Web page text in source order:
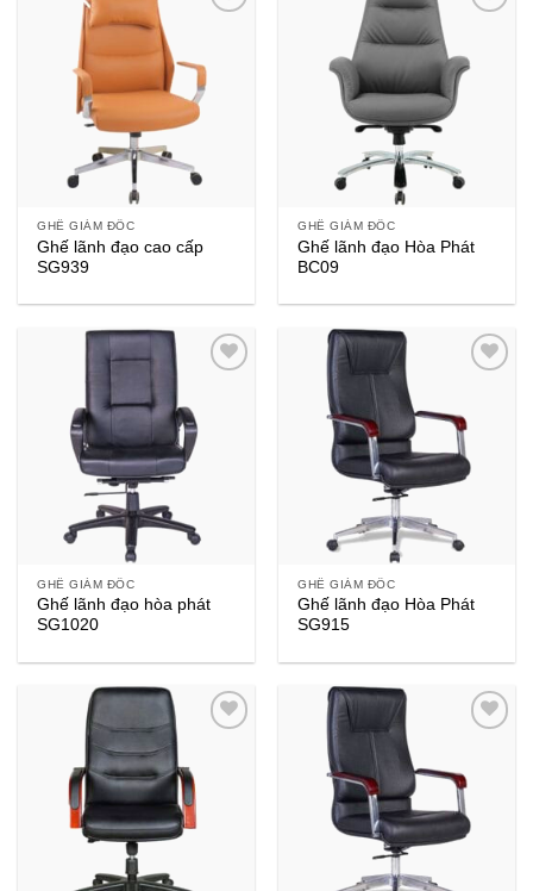
GHẾ GIÁM ĐỐC
Ghế lãnh đạo cao cấp
SG939
GHẾ GIÁM ĐỐC
Ghế lãnh đạo Hòa Phát
BC09
GHẾ GIÁM ĐỐC
Ghế lãnh đạo hòa phát
SG1020
GHẾ GIÁM ĐỐC
Ghế lãnh đạo Hòa Phát
SG915